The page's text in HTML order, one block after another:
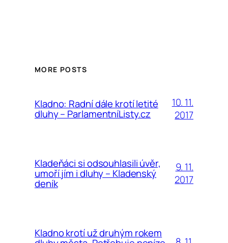
MORE POSTS
Kladno: Radní dále krotí letité
dluhy – ParlamentníListy.cz
10. 11.
2017
Kladeňáci si odsouhlasili úvěr,
umoří jím i dluhy – Kladenský
deník
9. 11.
2017
Kladno krotí už druhým rokem